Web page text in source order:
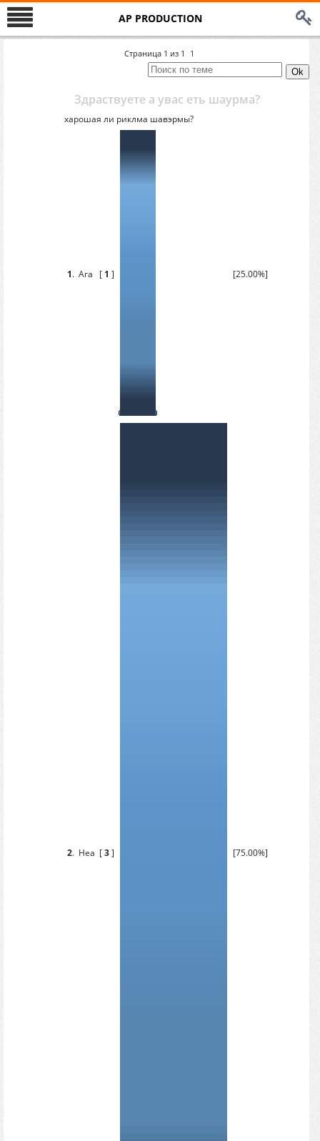
AP PRODUCTION
Страница 1 из 1 1
Здраствуете а увас еть шаурма?
харошая ли риклма шавэрмы?
1. Ага [ 1 ] [25.00%]
2. Неа [3] [75.00%]